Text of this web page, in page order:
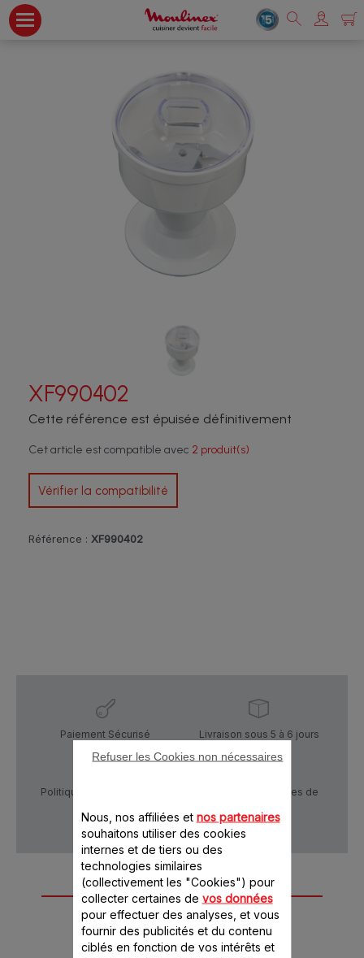
XF990402
Cette référence est épuisée définitivement
Cet article est compatible avec 2 produit(s)
Vérifier la compatibilité
Référence : XF990402
Paiement Sécurisé Livraison sous 5 à 6 jours
Politique de confidentialité
Conditions générales de
Autre(s) accessoire(s)
recommandé(s)
Nous, nos affiliées et nos partenaires
souhaitons utiliser des cookies
internes et de tiers ou des
technologies similaires
(collectivement les "Cookies") pour
collecter certaines de vos données
pour effectuer des analyses, et vous
fournir des publicités et du contenu
ciblés en fonction de vos intérêts et
Refuser les Cookies non nécessaires